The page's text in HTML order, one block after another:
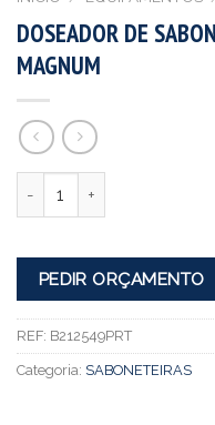
DOSEADOR DE
MAGNUM
PEDIR ORÇAMENTO
REF: B212549PRT
Categoria: SABONETEIRAS